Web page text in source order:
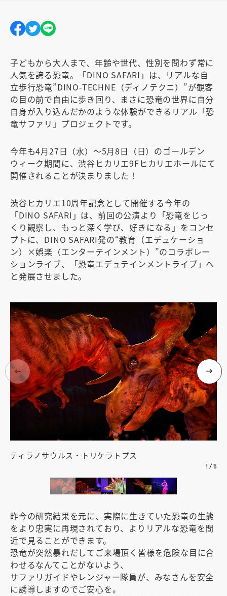
子どもから大人まで、年齢や世代、性別を問わず常に
人気を誇る恐竜。「DINO SAFARI」は、リアルな自
立歩行恐竜”DINO-TECHNE（ディノテクニ）”が観客
の目の前で自由に歩き回り、まさに恐竜の世界に自分
自身が入り込んだかのような体験ができるリアル「恐
竜サファリ」プロジェクトです。
今年も4月27日（水）～5月8日（日）のゴールデン
ウィーク期間に、渋谷ヒカリエ9Fヒカリエホールにて
開催されることが決まりました！
渋谷ヒカリエ10周年記念として開催する今年の
「DINO SAFARI」は、前回の公演より「恐竜をじっ
くり観察し、もっと深く学び、好きになる」をコンセ
プトに、DINO SAFARI発の“教育（エデュケーショ
ン）×娯楽（エンターテインメント）”のコラボレー
ションライブ、「恐竜エデュテインメントライブ」へ
と発展させました。
ティラノサウルス・トリケラトプス
1 / 5
昨今の研究結果を元に、実際に生きていた恐竜の生態
をより忠実に再現されており、よりリアルな恐竜を間
近で見ることができます。
恐竜が突然暴れだしてご来場頂く皆様を危険な目に合
わせるなんてことがないよう、
サファリガイドやレンジャー隊員が、みなさんを安全
に誘導しますのでご安心を。